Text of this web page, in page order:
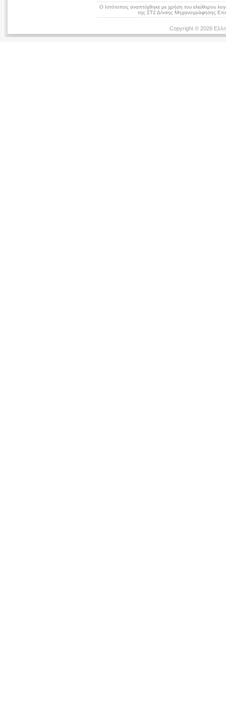
Ο Ιστότοπος αναπτύχθηκε με χρήση του ελεύθερου
της ΣΤ2 Δ/νσης Μηχανογράφησης
Copyright © 2026